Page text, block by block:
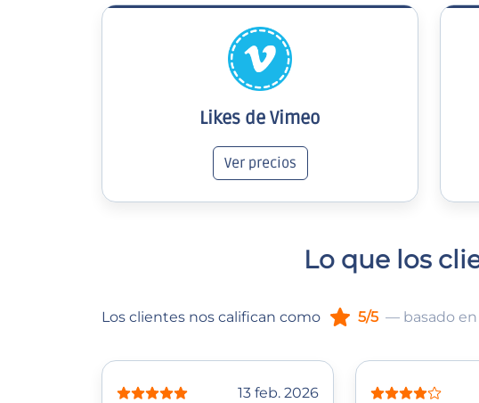
Likes de Vimeo
Ver precios
Lo que los
Los clientes nos califican como 5/5 — basado en
13 feb. 2026